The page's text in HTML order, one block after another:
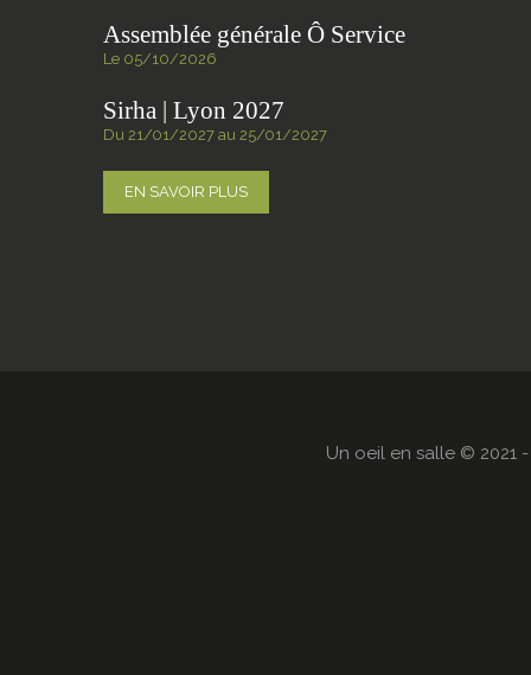
Assemblée générale Ô Service
Le 05/10/2026
Sirha | Lyon 2027
Du 21/01/2027 au 25/01/2027
EN SAVOIR PLUS
Un oeil en salle © 2021